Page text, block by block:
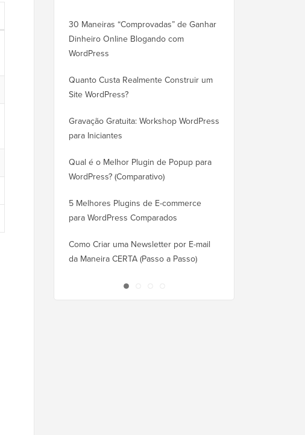
30 Maneiras “Comprovadas” de Ganhar
Dinheiro Online Blogando com
WordPress
Quanto Custa Realmente Construir um
Site WordPress?
Gravação Gratuita: Workshop WordPress
para Iniciantes
Qual é o Melhor Plugin de Popup para
WordPress? (Comparativo)
5 Melhores Plugins de E-commerce
para WordPress Comparados
Como Criar uma Newsletter por E-mail
da Maneira CERTA (Passo a Passo)